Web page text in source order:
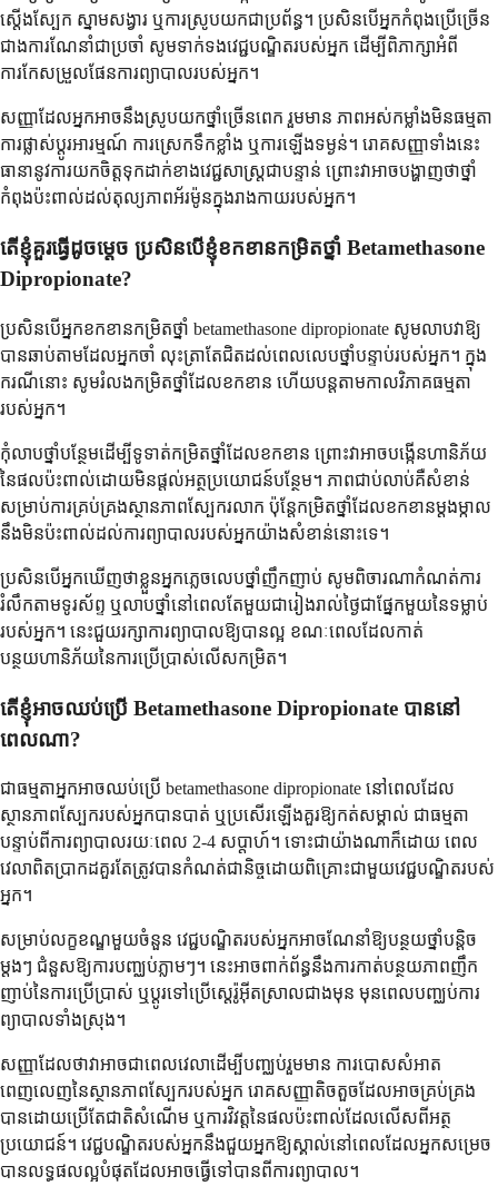
ស្តើងស្បែក ស្នាមសង្វារ ឬការស្រូបយកជាប្រព័ន្ធ។ ប្រសិនបើអ្នកកំពុងប្រើច្រើន
ជាងការណែនាំជាប្រចាំ សូមទាក់ទងវេជ្ជបណ្ឌិតរបស់អ្នក ដើម្បីពិភាក្សាអំពី
ការកែសម្រួលផែនការព្យាបាលរបស់អ្នក។
សញ្ញាដែលអ្នកអាចនឹងស្រូបយកថ្នាំច្រើនពេក រួមមាន ភាពអស់កម្លាំងមិនធម្មតា
ការផ្លាស់ប្តូរអារម្មណ៍ ការស្រេកទឹកខ្លាំង ឬការឡើងទម្ងន់។ រោគសញ្ញាទាំងនេះ
ធានានូវការយកចិត្តទុកដាក់ខាងវេជ្ជសាស្ត្រជាបន្ទាន់ ព្រោះវាអាចបង្ហាញថាថ្នាំ
កំពុងប៉ះពាល់ដល់តុល្យភាពអ័រម៉ូនក្នុងរាងកាយរបស់អ្នក។
តើខ្ញុំគួរធ្វើដូចម្តេច ប្រសិនបើខ្ញុំខកខានកម្រិតថ្នាំ Betamethasone
Dipropionate?
ប្រសិនបើអ្នកខកខានកម្រិតថ្នាំ betamethasone dipropionate សូមលាបវាឱ្យ
បានឆាប់តាមដែលអ្នកចាំ លុះត្រាតែជិតដល់ពេលលេបថ្នាំបន្ទាប់របស់អ្នក។ ក្នុង
ករណីនោះ សូមរំលងកម្រិតថ្នាំដែលខកខាន ហើយបន្តតាមកាលវិភាគធម្មតា
របស់អ្នក។
កុំលាបថ្នាំបន្ថែមដើម្បីទូទាត់កម្រិតថ្នាំដែលខកខាន ព្រោះវាអាចបង្កើនហានិភ័យ
នៃផលប៉ះពាល់ដោយមិនផ្តល់អត្ថប្រយោជន៍បន្ថែម។ ភាពជាប់លាប់គឺសំខាន់
សម្រាប់ការគ្រប់គ្រងស្ថានភាពស្បែករលាក ប៉ុន្តែកម្រិតថ្នាំដែលខកខានម្តងម្កាល
នឹងមិនប៉ះពាល់ដល់ការព្យាបាលរបស់អ្នកយ៉ាងសំខាន់នោះទេ។
ប្រសិនបើអ្នកឃើញថាខ្លួនអ្នកភ្លេចលេបថ្នាំញឹកញាប់ សូមពិចារណាកំណត់ការ
រំលឹកតាមទូរស័ព្ទ ឬលាបថ្នាំនៅពេលតែមួយជារៀងរាល់ថ្ងៃជាផ្នែកមួយនៃទម្លាប់
របស់អ្នក។ នេះជួយរក្សាការព្យាបាលឱ្យបានល្អ ខណៈពេលដែលកាត់
បន្ថយហានិភ័យនៃការប្រើប្រាស់លើសកម្រិត។
តើខ្ញុំអាចឈប់ប្រើ Betamethasone Dipropionate បាននៅ
ពេលណា?
ជាធម្មតាអ្នកអាចឈប់ប្រើ betamethasone dipropionate នៅពេលដែល
ស្ថានភាពស្បែករបស់អ្នកបានបាត់ ឬប្រសើរឡើងគួរឱ្យកត់សម្គាល់ ជាធម្មតា
បន្ទាប់ពីការព្យាបាលរយៈពេល 2-4 សប្តាហ៍។ ទោះជាយ៉ាងណាក៏ដោយ ពេល
វេលាពិតប្រាកដគួរតែត្រូវបានកំណត់ជានិច្ចដោយពិគ្រោះជាមួយវេជ្ជបណ្ឌិតរបស់
អ្នក។
សម្រាប់លក្ខខណ្ឌមួយចំនួន វេជ្ជបណ្ឌិតរបស់អ្នកអាចណែនាំឱ្យបន្ថយថ្នាំបន្តិច
ម្តងៗ ជំនួសឱ្យការបញ្ឈប់ភ្លាមៗ។ នេះអាចពាក់ព័ន្ធនឹងការកាត់បន្ថយភាពញឹក
ញាប់នៃការប្រើប្រាស់ ឬប្តូរទៅប្រើស្តេរ៉ូអ៊ីតស្រាលជាងមុន មុនពេលបញ្ឈប់ការ
ព្យាបាលទាំងស្រុង។
សញ្ញាដែលថាវាអាចជាពេលវេលាដើម្បីបញ្ឈប់រួមមាន ការបោសសំអាត
ពេញលេញនៃស្ថានភាពស្បែករបស់អ្នក រោគសញ្ញាតិចតួចដែលអាចគ្រប់គ្រង
បានដោយប្រើតែជាតិសំណើម ឬការវិវត្តនៃផលប៉ះពាល់ដែលលើសពីអត្ថ
ប្រយោជន៍។ វេជ្ជបណ្ឌិតរបស់អ្នកនឹងជួយអ្នកឱ្យស្គាល់នៅពេលដែលអ្នកសម្រេច
បានលទ្ធផលល្អបំផុតដែលអាចធ្វើទៅបានពីការព្យាបាល។